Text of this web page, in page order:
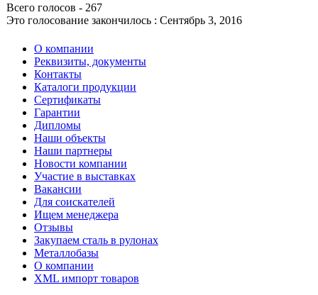
Всего голосов - 267
Это голосование закончилось : Сентябрь 3, 2016
О компании
Реквизиты, документы
Контакты
Каталоги продукции
Сертификаты
Гарантии
Дипломы
Наши объекты
Наши партнеры
Новости компании
Участие в выставках
Вакансии
Для соискателей
Ищем менеджера
Отзывы
Закупаем сталь в рулонах
Металлобазы
О компании
XML импорт товаров